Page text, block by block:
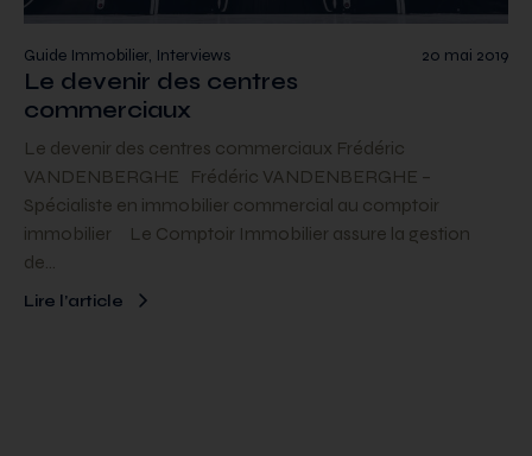
20 mai 2019
Guide Immobilier, Interviews
Le devenir des centres
commerciaux
Le devenir des centres commerciaux Frédéric
VANDENBERGHE Frédéric VANDENBERGHE –
Spécialiste en immobilier commercial au comptoir
immobilier Le Comptoir Immobilier assure la gestion
de…
Lire l’article